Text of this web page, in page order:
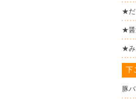
★だ
★醤
★み
下
豚